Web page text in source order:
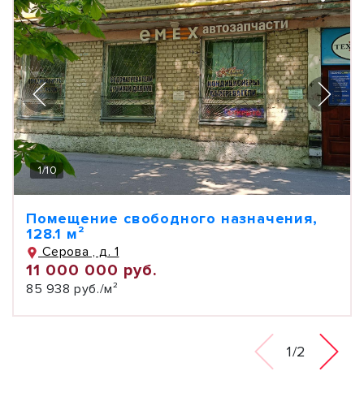
1/10
Помещение свободного назначения,
128.1 м²
Серова , д. 1
11 000 000 руб.
85 938 руб./м²
1/2